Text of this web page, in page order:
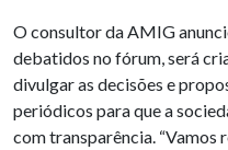
O consultor da AMIG
debatidos no fórum, será
divulgar as decisões e
periódicos para que a
com transparência. “Vamos